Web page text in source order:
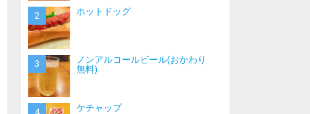
ホットドッグ
ノンアルコールビール(おかわり
無料)
ケチャップ